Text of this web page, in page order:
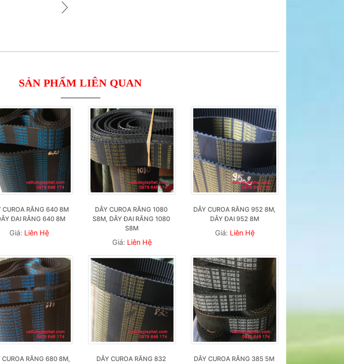
SẢN PHẨM LIÊN QUAN
CUROA RĂNG 640 8M
ĐAI RĂNG 640 8M
Giá: Liên Hệ
DÂY CUROA RĂNG 1080
S8M, DÂY ĐAI RĂNG 1080
S8M
Giá: Liên Hệ
DÂY CUROA RĂNG 952 8M,
DÂY ĐAI 952 8M
Giá: Liên Hệ
CUROA RĂNG 680 8M,
DÂY CUROA RĂNG 832
DÂY CUROA RĂNG 385 5M